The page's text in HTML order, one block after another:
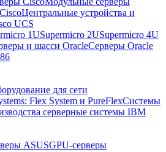
Центральные устройства и
UCS
1USupermicro 2USupermicro 4U
и шасси OracleСерверы Oracle
для сети
Flex System и PureFlexСистемы
серверные системы IBM
ASUSGPU-серверы